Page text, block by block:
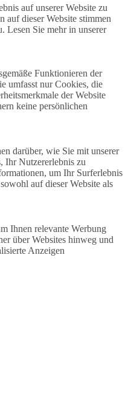
auf unserer Website zu
auf dieser Website stimmen
Lesen Sie mehr in unserer
Funktionieren der
umfasst nur Cookies, die
der Website
keine persönlichen
darüber, wie Sie mit unserer
Ihr Nutzererlebnis zu
um Ihr Surferlebnis
auf dieser Website als
Ihnen relevante Werbung
über Websites hinweg und
Anzeigen